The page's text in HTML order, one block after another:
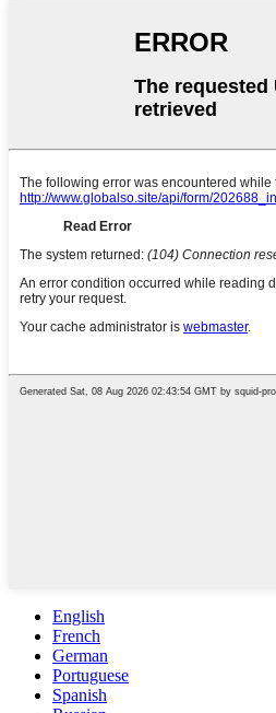
English
French
German
Portuguese
Spanish